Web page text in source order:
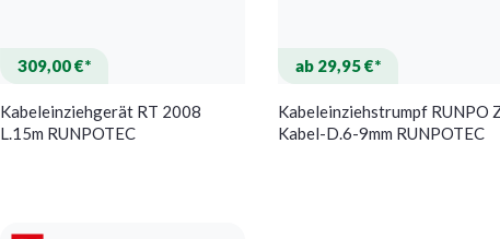
309,00 €*
Kabeleinziehgerät RT 2008
L.15m RUNPOTEC
ab 29,95 €*
Kabeleinziehstrumpf RUNPO
Kabel-D.6-9mm RUNPOTEC